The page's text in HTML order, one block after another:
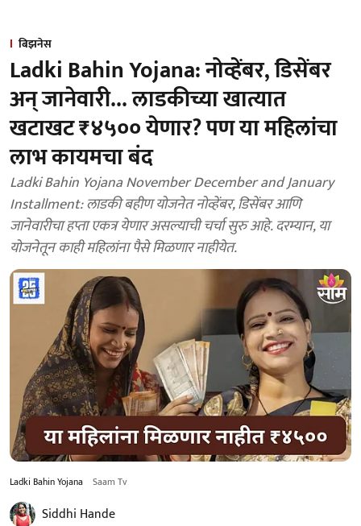
बिझनेस
Ladki Bahin Yojana: नोव्हेंबर, डिसेंबर
अन् जानेवारी... लाडकीच्या खात्यात
खटाखट ₹४५०० येणार? पण या महिलांचा
लाभ कायमचा बंद
Ladki Bahin Yojana November December and January
Installment: लाडकी बहीण योजनेत नोव्हेंबर, डिसेंबर आणि
जानेवारीचा हप्ता एकत्र येणार असल्याची चर्चा सुरु आहे. दरम्यान, या
योजनेतून काही महिलांना पैसे मिळणार नाहीयेत.
Ladki Bahin Yojana Saam Tv
Siddhi Hande